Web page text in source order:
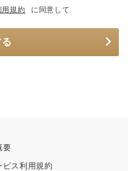
用規約 に同意して
要
ス利用規約